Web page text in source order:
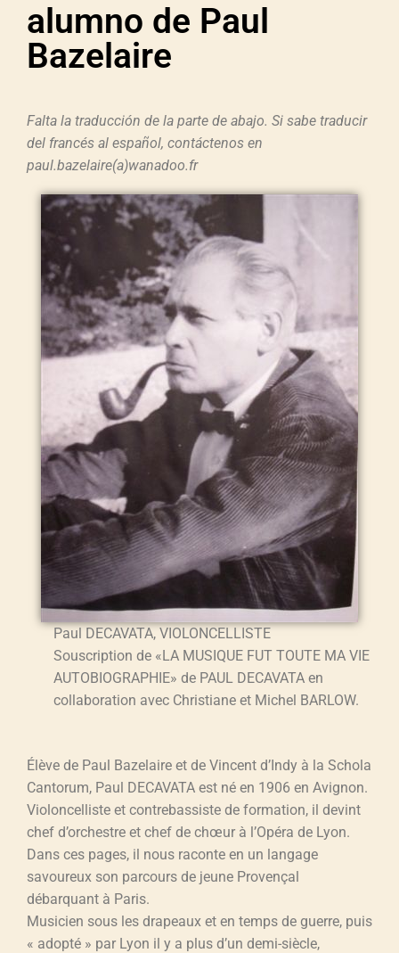
alumno de Paul
Bazelaire
Falta la traducción de la parte de abajo. Si sabe traducir
del francés al español, contáctenos en
paul.bazelaire(a)wanadoo.fr
Paul DECAVATA, VIOLONCELLISTE
Souscription de «LA MUSIQUE FUT TOUTE MA VIE
AUTOBIOGRAPHIE» de PAUL DECAVATA en
collaboration avec Christiane et Michel BARLOW.
Élève de Paul Bazelaire et de Vincent d’Indy à la Schola
Cantorum, Paul DECAVATA est né en 1906 en Avignon.
Violoncelliste et contrebassiste de formation, il devint
chef d’orchestre et chef de chœur à l’Opéra de Lyon.
Dans ces pages, il nous raconte en un langage
savoureux son parcours de jeune Provençal
débarquant à Paris.
Musicien sous les drapeaux et en temps de guerre, puis
« adopté » par Lyon il y a plus d’un demi-siècle,